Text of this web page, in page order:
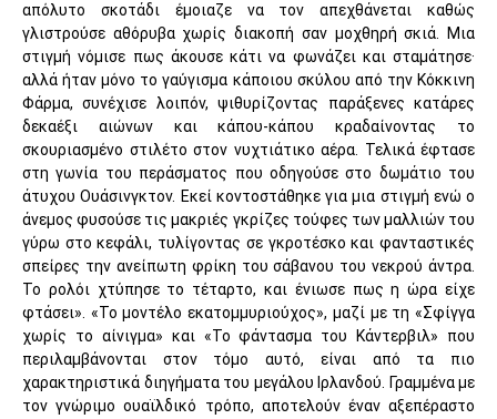
απόλυτο σκοτάδι έμοιαζε να τον απεχθάνεται καθώς
γλιστρούσε αθόρυβα χωρίς διακοπή σαν μοχθηρή σκιά. Μια
στιγμή νόμισε πως άκουσε κάτι να φωνάζει και σταμάτησε·
αλλά ήταν μόνο το γαύγισμα κάποιου σκύλου από την Κόκκινη
Φάρμα, συνέχισε λοιπόν, ψιθυρίζοντας παράξενες κατάρες
δεκαέξι αιώνων και κάπου-κάπου κραδαίνοντας το
σκουριασμένο στιλέτο στον νυχτιάτικο αέρα. Τελικά έφτασε
στη γωνία του περάσματος που οδηγούσε στο δωμάτιο του
άτυχου Ουάσινγκτον. Εκεί κοντοστάθηκε για μια στιγμή ενώ ο
άνεμος φυσούσε τις μακριές γκρίζες τούφες των μαλλιών του
γύρω στο κεφάλι, τυλίγοντας σε γκροτέσκο και φανταστικές
σπείρες την ανείπωτη φρίκη του σάβανου του νεκρού άντρα.
Το ρολόι χτύπησε το τέταρτο, και ένιωσε πως η ώρα είχε
φτάσει». «Το μοντέλο εκατομμυριούχος», μαζί με τη «Σφίγγα
χωρίς το αίνιγμα» και «Το φάντασμα του Κάντερβιλ» που
περιλαμβάνονται στον τόμο αυτό, είναι από τα πιο
χαρακτηριστικά διηγήματα του μεγάλου Ιρλανδού. Γραμμένα με
τον γνώριμο ουαϊλδικό τρόπο, αποτελούν έναν αξεπέραστο